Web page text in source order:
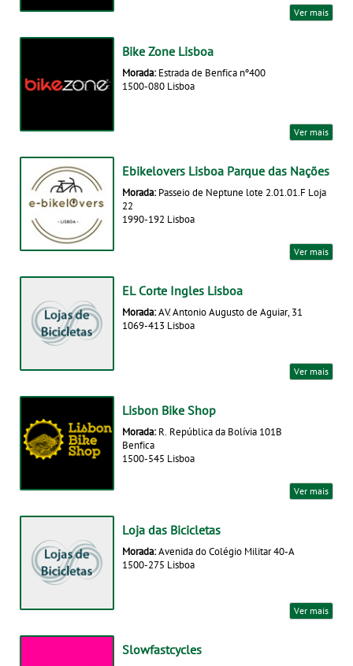
Ver mais
Bike Zone Lisboa
Morada: Estrada de Benfica nº400
1500-080 Lisboa
Ver mais
Ebikelovers Lisboa Parque das Nações
Morada: Passeio de Neptune lote 2.01.01.F Loja
22
1990-192 Lisboa
Ver mais
EL Corte Ingles Lisboa
Morada:AV. Antonio Augusto de Aguiar, 31
1069-413 Lisboa
Ver mais
Lisbon Bike Shop
Morada: R. República da Bolívia 101B
Benfica
1500-545 Lisboa
Ver mais
Loja das Bicicletas
Morada:Avenida do Colégio Militar 40-A
1500-275 Lisboa
Ver mais
Slowfastcycles